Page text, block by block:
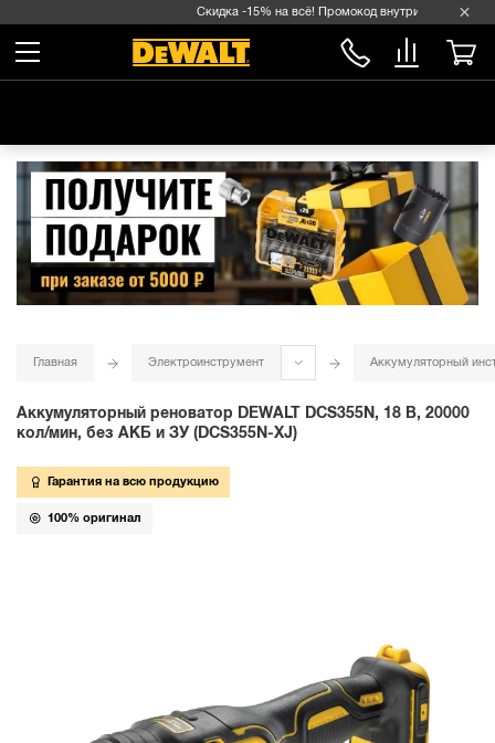
Скидка -15% на всё! Промокод внутри →
Главная Электроинструмент Аккумуляторный
Аккумуляторный реноватор DEWALT DCS355N, 18 В, 20000
кол/мин, без АКБ и ЗУ (DCS355N-XJ)
Гарантия на всю продукцию
100% оригинал